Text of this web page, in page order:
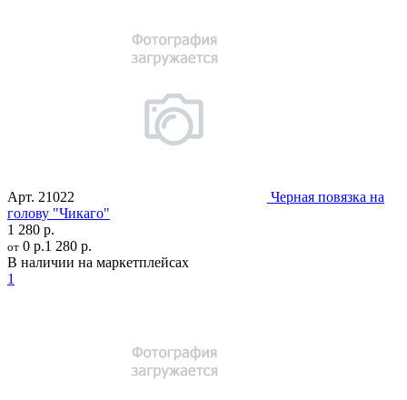
Арт. 21022
Черная повязка на
голову "Чикаго"
1 280 р.
от 0 р.1 280 р.
В наличии на маркетплейсах
1